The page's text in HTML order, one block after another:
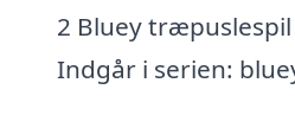
2 Bluey
Indgår i serien: